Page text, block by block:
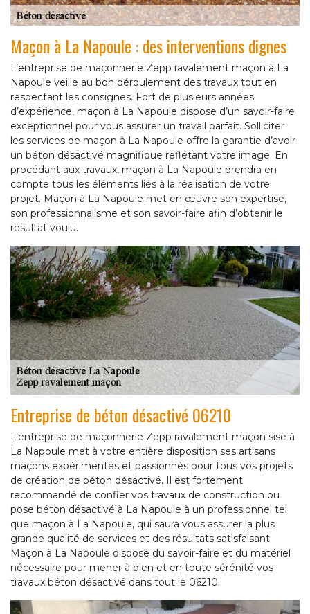
Maçon à La Napoule : des interventions dignes
L’entreprise de maçonnerie Zepp ravalement maçon à La
Napoule veille au bon déroulement des travaux tout en
respectant les consignes. Fort de plusieurs années
d’expérience, maçon à La Napoule dispose d’un savoir-faire
exceptionnel pour vous assurer un travail parfait. Solliciter
les services de maçon à La Napoule offre la garantie d’avoir
un béton désactivé magnifique reflétant votre image. En
procédant aux travaux, maçon à La Napoule prendra en
compte tous les éléments liés à la réalisation de votre
projet. Maçon à La Napoule met en œuvre son expertise,
son professionnalisme et son savoir-faire afin d’obtenir le
résultat voulu.
Entreprise de béton désactivé 06210
L’entreprise de maçonnerie Zepp ravalement maçon sise à
La Napoule met à votre entière disposition ses artisans
maçons expérimentés et passionnés pour tous vos projets
de création de béton désactivé. Il est fortement
recommandé de confier vos travaux de construction ou
pose béton désactivé à La Napoule à un professionnel tel
que maçon à La Napoule, qui saura vous assurer la plus
grande qualité de services et des résultats satisfaisant.
Maçon à La Napoule dispose du savoir-faire et du matériel
nécessaire pour mener à bien et en toute sérénité vos
travaux béton désactivé dans tout le 06210.